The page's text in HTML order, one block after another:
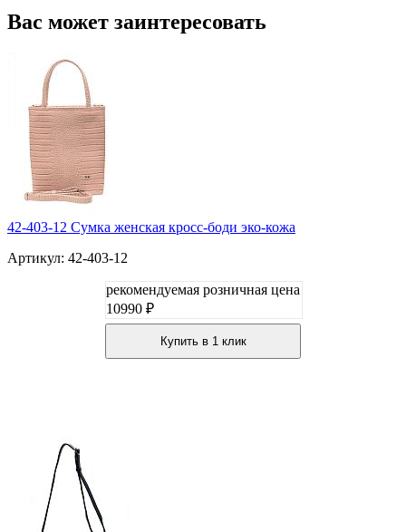
Вас может заинтересовать
42-403-12 Сумка женская кросс-боди эко-кожа
Артикул: 42-403-12
рекомендуемая розничная цена
10990 ₽
Купить в 1 клик